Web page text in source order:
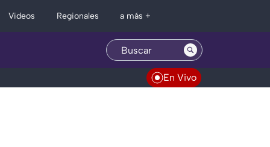
Videos Regionales a más +
En Vivo